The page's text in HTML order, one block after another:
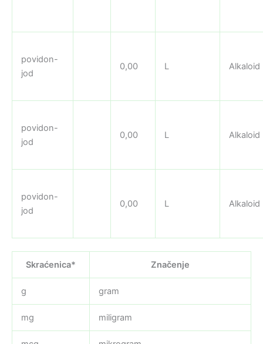
povidon-
jod
0,00 L Alkaloid
povidon-
jod
0,00 L Alkaloid
povidon-
jod
0,00 L Alkaloid
Skraćenica* Značenje
g gram
mg miligram